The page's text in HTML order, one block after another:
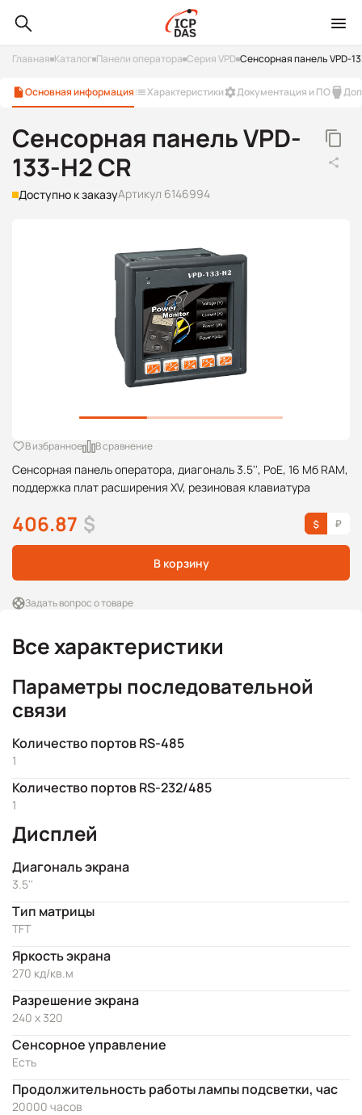
Главная Каталог Панели оператора Серия VPD Сенсорная панель VPD-
Основная информация Характеристики Документация и ПО
Сенсорная панель VPD-
133-H2 CR
Доступно к заказуАртикул 6146994
Сенсорная панель оператора, диагональ 3.5'', PoE, 16 Мб RAM,
поддержка плат расширения XV, резиновая клавиатура
В избранное В сравнение
406.87 $
В корзину
Задать вопрос о товаре
Все характеристики
Параметры последовательной
связи
Количество портов RS-485
1
Количество портов RS-232/485
1
Дисплей
Диагональ экрана
3.5''
Тип матрицы
TFT
Яркость экрана
270 кд/кв.м
Разрешение экрана
240 x 320
Сенсорное управление
Есть
Продолжительность работы лампы подсветки, час
20000 часов